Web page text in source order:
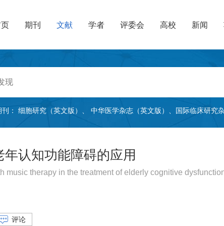
期刊 文献 学者 评委会 高校 新闻
： 细胞研究（英文版） 中华医学杂志（英文版） 国际临床研究
认知功能障碍的应用
therapy in the treatment of elderly cognitive
评论